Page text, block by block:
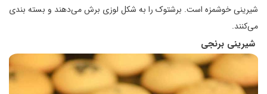
شیرینی خوشمزه است. برشتوک را به شکل لوزی برش می‌دهند و بسته بندی
می‌کنند.
شیرینی برنجی